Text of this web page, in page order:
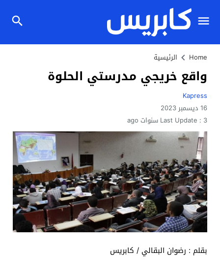
Home الرئيسية
واقع خريجي مدرستي الحلوة
Kapress
16 ديسمبر 2023
Last Update : 3 سنوات ago
بقلم : رضوان البقالي / كابريس